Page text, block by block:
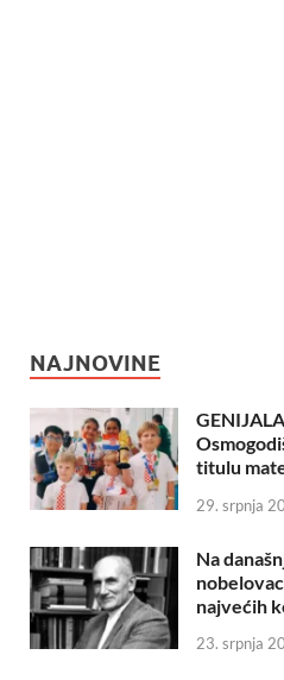
NAJNOVINE
titulu
29. srpnja
Na
najvećih
23. srpnja